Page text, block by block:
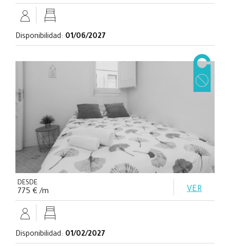
Disponibilidad: 01/06/2027
DESDE
775 € /m VER
Disponibilidad: 01/02/2027